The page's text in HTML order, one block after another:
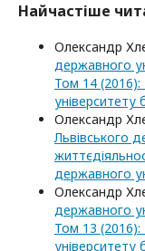
Найчастіше
Олександр
державного
Том 14 (2016):
університету
Олександр
Львівського
державного
Олександр
державного
Том 13 (2016):
університету